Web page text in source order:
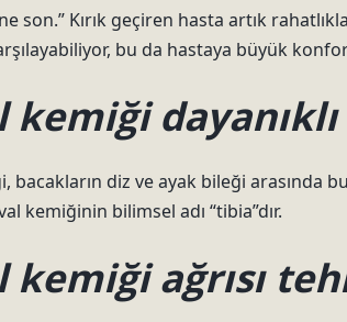
son.” Kırık geçiren hasta artık
bu da hastaya büyük
kemiği dayanıklı
bacakların diz ve ayak bileği arasında
kemiğinin bilimsel adı “tibia”dır.
kemiği ağrısı